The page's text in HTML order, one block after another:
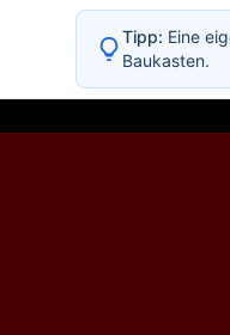
Tipp: Eine
Baukasten.